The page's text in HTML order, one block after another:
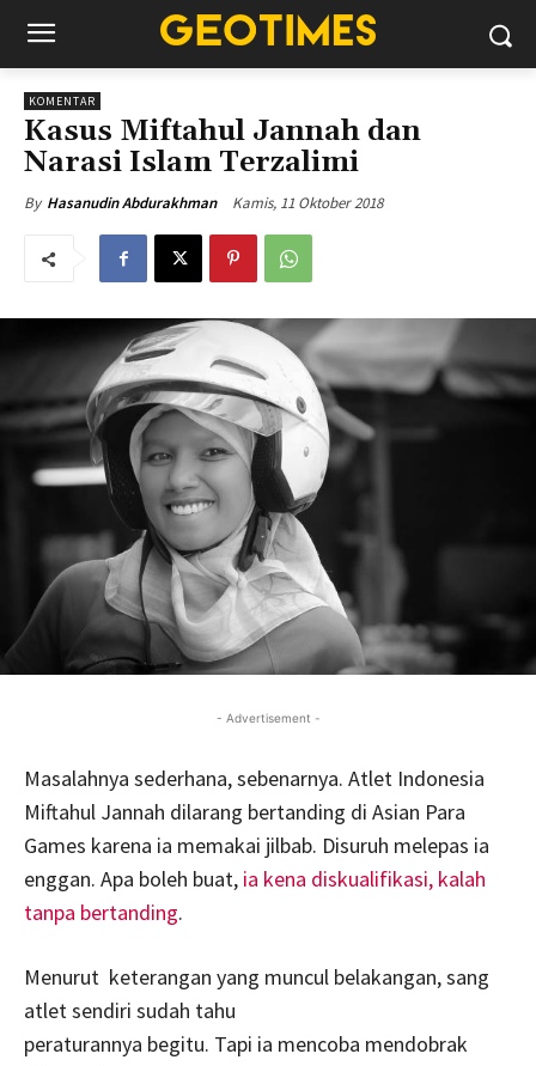
KOMENTAR
Kasus Miftahul Jannah dan
Narasi Islam Terzalimi
By Hasanudin Abdurakhman Kamis, 11 Oktober 2018
- Advertisement -
Masalahnya sederhana, sebenarnya. Atlet Indonesia
Miftahul Jannah dilarang bertanding di Asian Para
Games karena ia memakai jilbab. Disuruh melepas ia
enggan. Apa boleh buat, ia kena diskualifikasi, kalah
tanpa bertanding.
Menurut keterangan yang muncul belakangan, sang
atlet sendiri sudah tahu
peraturannya begitu. Tapi ia mencoba mendobrak